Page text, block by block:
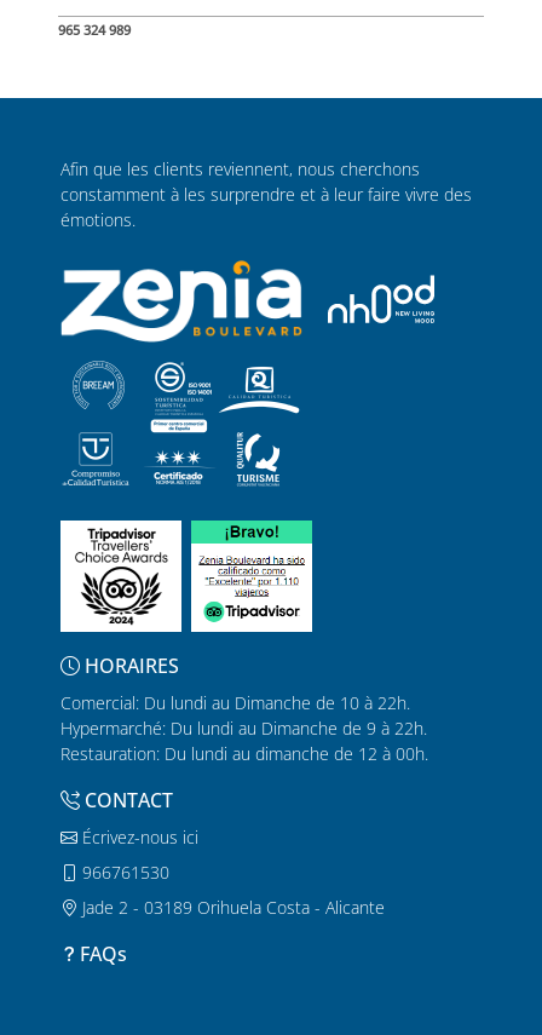
965 324 989
Afin que les clients reviennent, nous cherchons
constamment à les surprendre et à leur faire vivre des
émotions.
HORAIRES
Comercial: Du lundi au Dimanche de 10 à 22h.
Hypermarché: Du lundi au Dimanche de 9 à 22h.
Restauration: Du lundi au dimanche de 12 à 00h.
CONTACT
Écrivez-nous ici
966761530
Jade 2 - 03189 Orihuela Costa - Alicante
FAQs